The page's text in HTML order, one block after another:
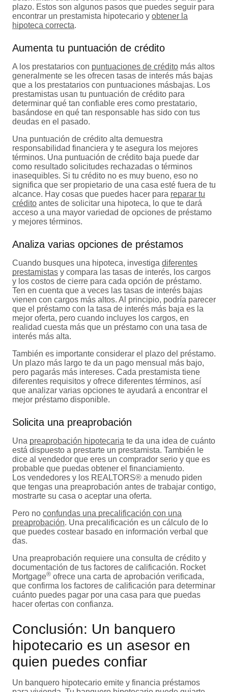
plazo. Estos son algunos pasos que puedes seguir para
encontrar un prestamista hipotecario y obtener la
hipoteca correcta.
Aumenta tu puntuación de crédito
A los prestatarios con puntuaciones de crédito más altos
generalmente se les ofrecen tasas de interés más bajas
que a los prestatarios con puntuaciones másbajas. Los
prestamistas usan tu puntuación de crédito para
determinar qué tan confiable eres como prestatario,
basándose en qué tan responsable has sido con tus
deudas en el pasado.
Una puntuación de crédito alta demuestra
responsabilidad financiera y te asegura los mejores
términos. Una puntuación de crédito baja puede dar
como resultado solicitudes rechazadas o términos
inasequibles. Si tu crédito no es muy bueno, eso no
significa que ser propietario de una casa esté fuera de tu
alcance. Hay cosas que puedes hacer para reparar tu
crédito antes de solicitar una hipoteca, lo que te dará
acceso a una mayor variedad de opciones de préstamo
y mejores términos.
Analiza varias opciones de préstamos
Cuando busques una hipoteca, investiga diferentes
prestamistas y compara las tasas de interés, los cargos
y los costos de cierre para cada opción de préstamo.
Ten en cuenta que a veces las tasas de interés bajas
vienen con cargos más altos. Al principio, podría parecer
que el préstamo con la tasa de interés más baja es la
mejor oferta, pero cuando incluyes los cargos, en
realidad cuesta más que un préstamo con una tasa de
interés más alta.
También es importante considerar el plazo del préstamo.
Un plazo más largo te da un pago mensual más bajo,
pero pagarás más intereses. Cada prestamista tiene
diferentes requisitos y ofrece diferentes términos, así
que analizar varias opciones te ayudará a encontrar el
mejor préstamo disponible.
Solicita una preaprobación
Una preaprobación hipotecaria te da una idea de cuánto
está dispuesto a prestarte un prestamista. También le
dice al vendedor que eres un comprador serio y que es
probable que puedas obtener el financiamiento.
Los vendedores y los REALTORS® a menudo piden
que tengas una preaprobación antes de trabajar contigo,
mostrarte su casa o aceptar una oferta.
Pero no confundas una precalificación con una
preaprobación. Una precalificación es un cálculo de lo
que puedes costear basado en información verbal que
das.
Una preaprobación requiere una consulta de crédito y
documentación de tus factores de calificación. Rocket
Mortgage® ofrece una carta de aprobación verificada,
que confirma los factores de calificación para determinar
cuánto puedes pagar por una casa para que puedas
hacer ofertas con confianza.
Conclusión: Un banquero
hipotecario es un asesor en
quien puedes confiar
Un banquero hipotecario emite y financia préstamos